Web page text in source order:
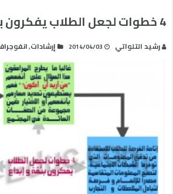
4 خطوات لجعل الطلاب يفكرون بثقة و إبداع
رشيد التلواتي 2014/04/03 إرشادات,